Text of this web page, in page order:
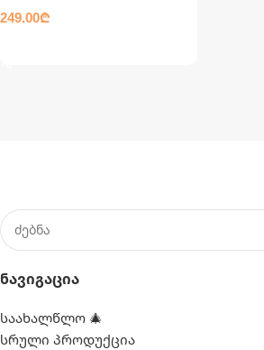
249.00₾
Ნავიგაცია
საახალწლო 🎄
სრული პროდუქცია